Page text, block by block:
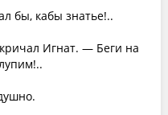
бы, кабы знатье!..
Игнат. — Беги на